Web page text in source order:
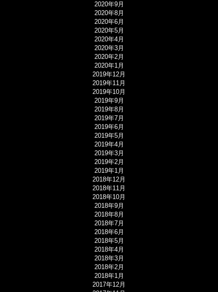
2020年9月
2020年8月
2020年6月
2020年5月
2020年4月
2020年3月
2020年2月
2020年1月
2019年12月
2019年11月
2019年10月
2019年9月
2019年8月
2019年7月
2019年6月
2019年5月
2019年4月
2019年3月
2019年2月
2019年1月
2018年12月
2018年11月
2018年10月
2018年9月
2018年8月
2018年7月
2018年6月
2018年5月
2018年4月
2018年3月
2018年2月
2018年1月
2017年12月